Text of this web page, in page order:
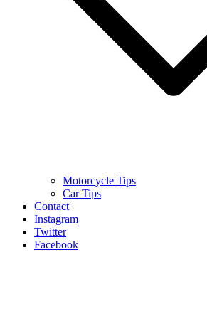
Motorcycle Tips
Car Tips
Contact
Instagram
Twitter
Facebook